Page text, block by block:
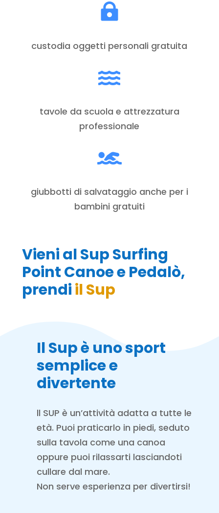

custodia oggetti personali gratuita

tavole da scuola e attrezzatura
professionale

giubbotti di salvataggio anche per i
bambini gratuiti
Vieni al Sup Surfing
Point Canoe e Pedalò,
prendiil Sup
Il Sup è uno sport
semplice e
divertente
ll SUP è un’attività adatta a tutte le
età. Puoi praticarlo in piedi, seduto
sulla tavola come una canoa
oppure puoi rilassarti lasciandoti
cullare dal mare.
Non serve esperienza per divertirsi!